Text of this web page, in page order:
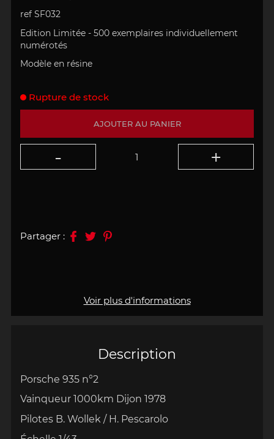
Description
Porsche 935 n°2
Vainqueur 1000km Dijon 1978
Pilotes B. Wollek / H. Pescarolo
ref SF032
Edition Limitée - 500 exemplaires individuellement
numérotés
Modèle en résine
Voir plus d'informations
AJOUTER AU PANIER
Rupture de stock
Partager :